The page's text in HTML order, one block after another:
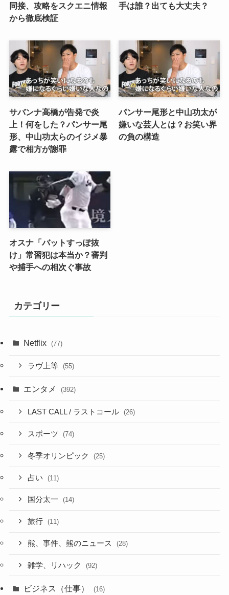
同接、攻略をスクエニ情報
から徹底検証
手は誰？出ても大丈夫？
サバンナ高橋が告発で炎
上！何をした？パンサー尾
形、中山功太らのイジメ暴
露で相方が謝罪
パンサー尾形と中山功太が
嫌いな芸人とは？お笑い界
の負の構造
オスナ「バットすっぽ抜
け」常習犯は本当か？審判
や捕手への相次ぐ事故
カテゴリー
Netflix (77)
ラヴ上等 (55)
エンタメ (392)
LAST CALL / ラストコール (26)
スポーツ (74)
冬季オリンピック (25)
占い (11)
国分太一 (14)
旅行 (11)
熊、事件、熊のニュース (28)
雑学、リハック (92)
ビジネス（仕事） (16)